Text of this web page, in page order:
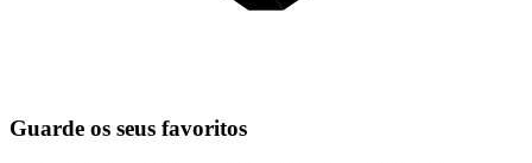
Guarde os seus favoritos